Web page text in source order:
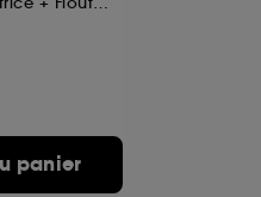
panier
le dépôt et la
votre accord. Vous
de "tout accepter".
de
Cookies, pour les